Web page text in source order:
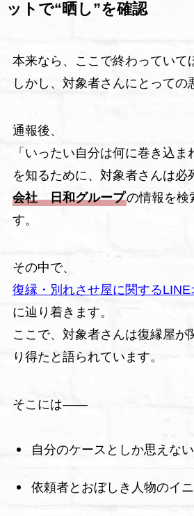
ットで“晒し”を確認
本来なら、ここで終わっていて
しかし、対象者さんにとっての
通報後、
「いったい自分は何に巻き込ま
を知るために、対象者さんは必
会社 日和グループの情報を検
す。
その中で、
復縁・別れさせ屋に関するLINE
に辿り着きます。
ここで、対象者さんは復縁屋が
り得たと語られています。
そこには――
自分のケースとしか思えな
依頼者とおぼしき人物のイ